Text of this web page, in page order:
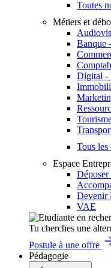
Toutes
Métiers et
Banque
Digital -
Tous les
Espace
Devenir
VAE
Tu cherches une
Postule à une offre
Pédagogie